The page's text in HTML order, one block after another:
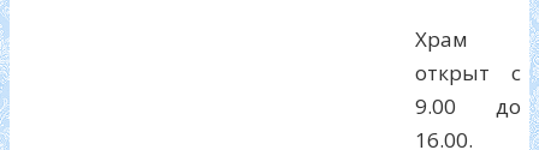
Храм
открыт с
9.00 до
16.00.